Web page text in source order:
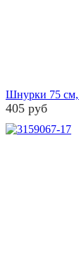
Шнурки 75 см,
405 руб